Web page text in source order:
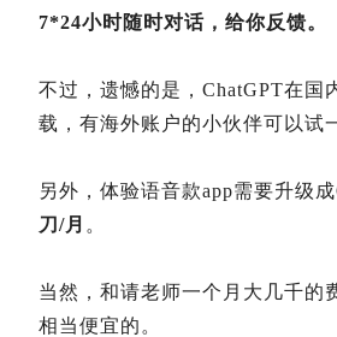
7*24小时随时对话，给你反馈。
不过，遗憾的是，ChatGPT在国
载，有海外账户的小伙伴可以试
另外，体验语音款app需要升级成
刀/月 。
当然，和请老师一个月大几千的
相当便宜的。